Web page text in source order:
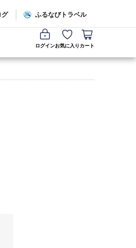
グ ふるなびトラベル
ログインお気に入り カート